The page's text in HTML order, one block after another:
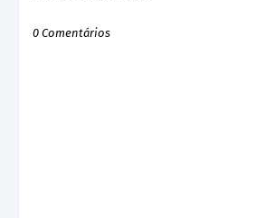
0 Comentários